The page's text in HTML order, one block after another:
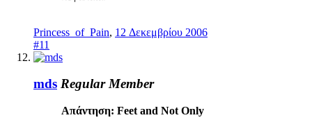
Princess_of_Pain, 12 Δεκεμβρίου 2006
#11
mds Regular Member
Απάντηση: Feet and Not Only